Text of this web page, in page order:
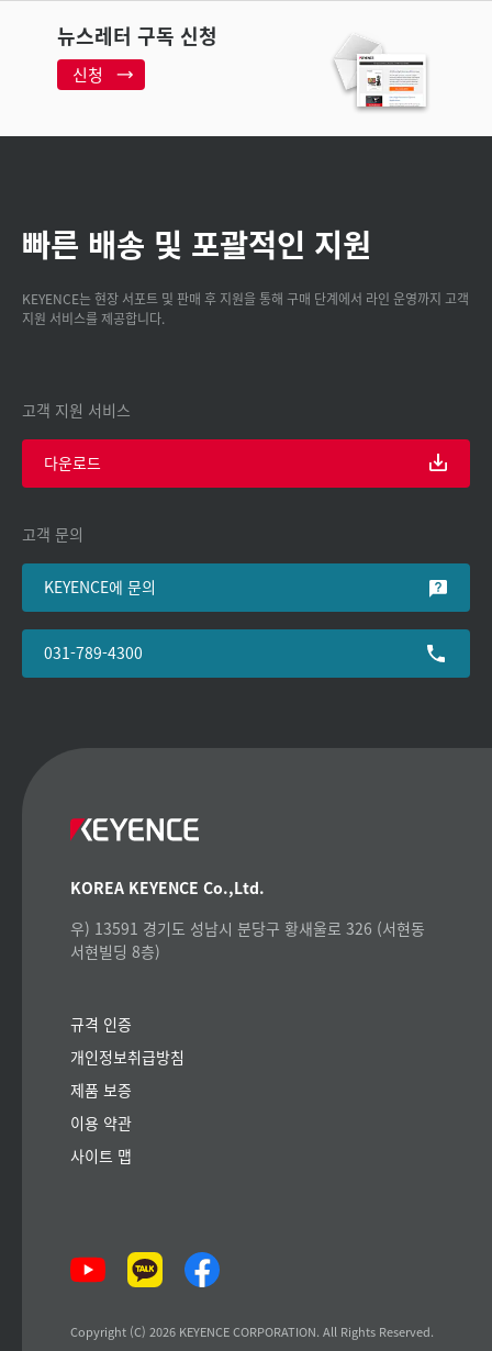
뉴스레터 구독 신청
신청
빠른 배송 및 포괄적인 지원
KEYENCE는 현장 서포트 및 판매 후 지원을 통해 구매 단계에서 라인 운영까지 고객
지원 서비스를 제공합니다.
고객 지원 서비스
다운로드
고객 문의
KEYENCE에 문의
031-789-4300
KOREA KEYENCE Co.,Ltd.
우) 13591 경기도 성남시 분당구 황새울로 326 (서현동
서현빌딩 8층)
규격 인증
개인정보취급방침
제품 보증
이용 약관
사이트 맵
Copyright (C) 2026 KEYENCE CORPORATION. All Rights Reserved.